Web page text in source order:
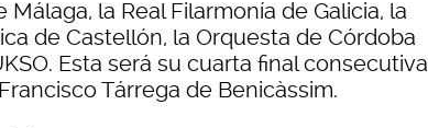
Málaga, la Real Filarmonía de Galicia, la
de Castellón, la Orquesta de Córdoba
Esta será su cuarta final consecutiva
Tárrega de Benicàssim.